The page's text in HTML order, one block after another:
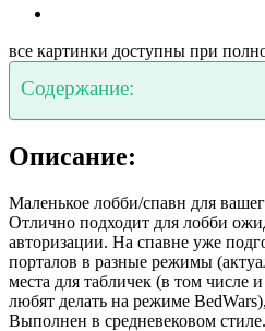
все картинки доступны при
Содержание:
Описание:
Маленькое лобби/спавн для
Отлично подходит для лобби
авторизации. На спавне уже
порталов в разные режимы
места для табличек (в том числе
любят делать на режиме
Выполнен в средневековом стиле.